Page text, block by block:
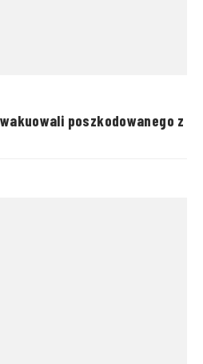
poszkodowanego z